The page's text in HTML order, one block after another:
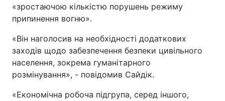
«зростаючою кількістю порушень режиму
припинення вогню».
«Він наголосив на необхідності додаткових
заходів щодо забезпечення безпеки цивільного
населення, зокрема гуманітарного
розмінування», - повідомив Сайдік.
«Економічна робоча підгрупа, серед іншого,